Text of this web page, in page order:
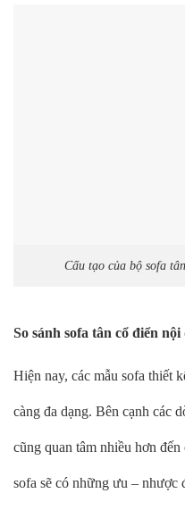
Cấu tạo của bộ sofa
So sánh sofa tân cổ điển
Hiện nay, các mẫu sofa thiết
càng đa dạng. Bên cạnh các
cũng quan tâm nhiều hơn
sofa sẽ có những ưu – nhược